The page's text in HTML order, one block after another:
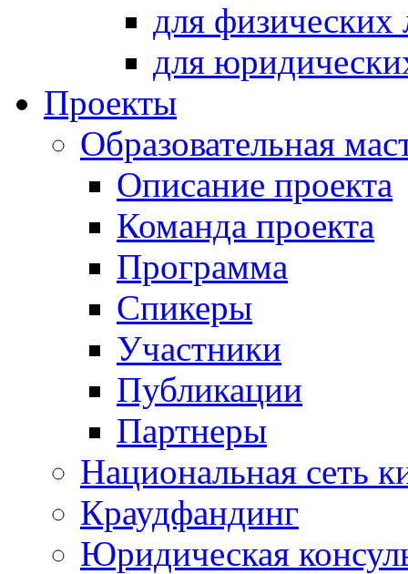
для физических
для
Проекты
Образовательная
Описание проекта
Команда проекта
Программа
Спикеры
Участники
Публикации
Партнеры
Национальная сеть
Краудфандинг
Юридическая